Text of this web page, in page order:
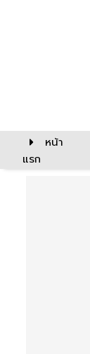
หน้า
แรก